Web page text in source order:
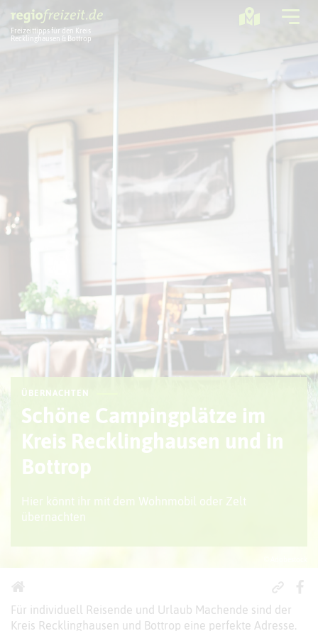
Freizeittipps für den Kreis
Recklinghausen & Bottrop
Aktuelles
Freizeitregion
ÜBERNACHTEN
Schöne Campingplätze im
Kreis Recklinghausen und in
Bottrop
Hier könnt ihr mit dem Wohnmobil oder Zelt
übernachten
Für individuell Reisende und Urlaub Machende sind der
Kreis Recklinghausen und Bottrop eine perfekte Adresse.